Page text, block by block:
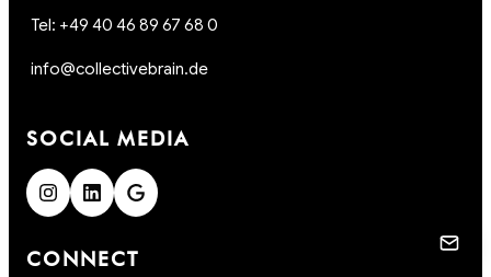
Tel: +49 40 46 89 67 68 0
info@collectivebrain.de
SOCIAL MEDIA
CONNECT